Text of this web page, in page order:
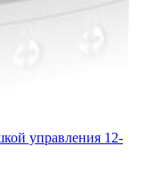
управления 12-